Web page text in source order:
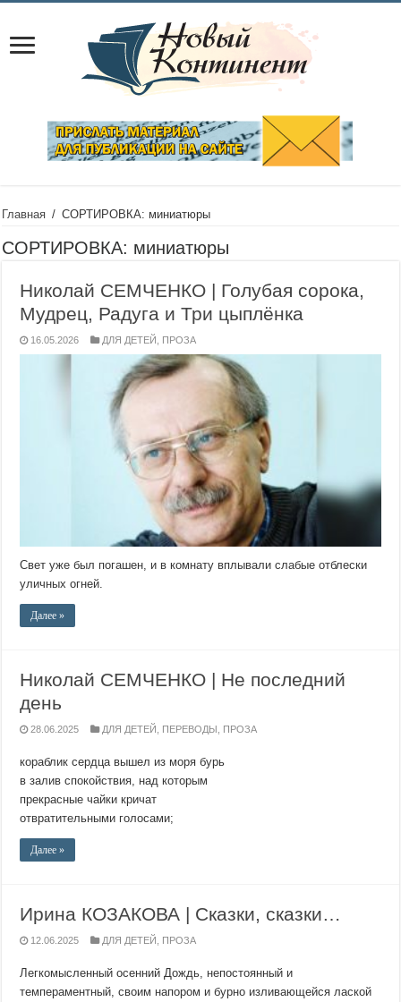
Главная / СОРТИРОВКА: миниатюры
СОРТИРОВКА: миниатюры
Николай СЕМЧЕНКО | Голубая сорока,
Мудрец, Радуга и Три цыплёнка
16.05.2026 ДЛЯ ДЕТЕЙ ПРОЗА
Свет уже был погашен, и в комнату вплывали слабые отблески
уличных огней.
Далее »
Николай СЕМЧЕНКО | Не последний
день
28.06.2025 ДЛЯ ДЕТЕЙ ПЕРЕВОДЫ ПРОЗА
кораблик сердца вышел из моря бурь
в залив спокойствия, над которым
прекрасные чайки кричат
отвратительными голосами;
Далее »
Ирина КОЗАКОВА | Сказки, сказки…
12.06.2025 ДЛЯ ДЕТЕЙ ПРОЗА
Легкомысленный осенний Дождь, непостоянный и
темпераментный, своим напором и бурно изливающейся лаской